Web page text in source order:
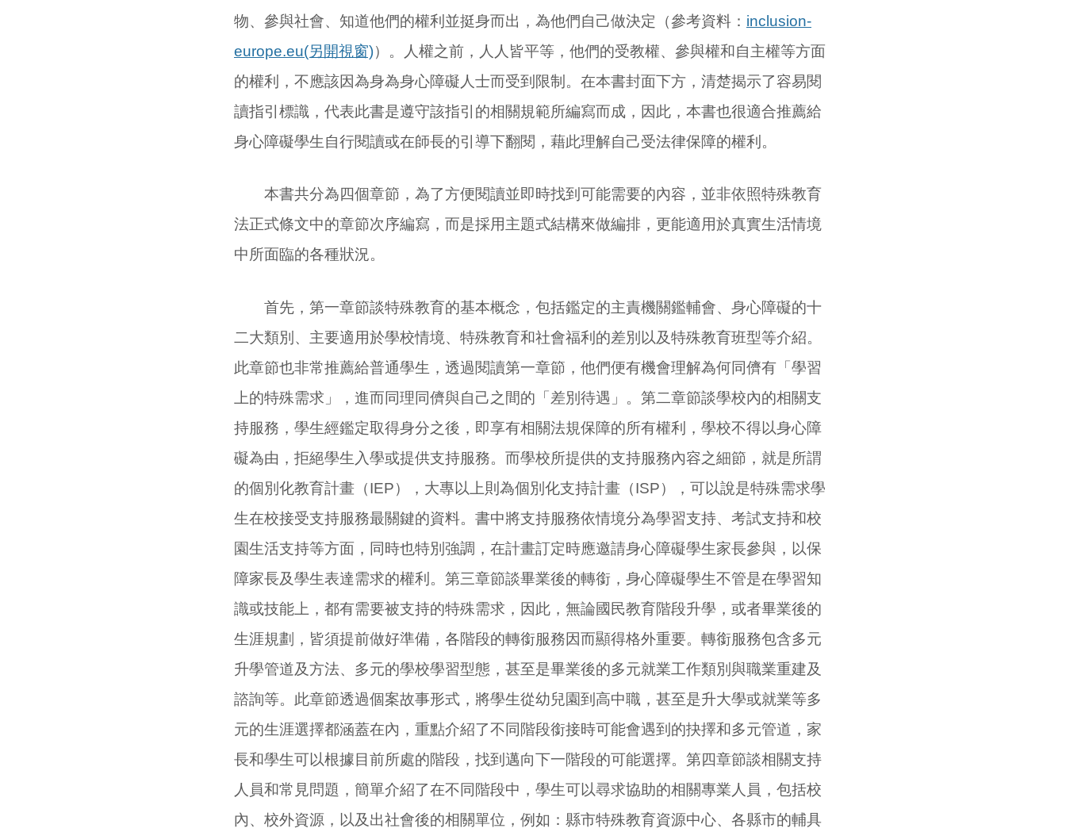
物、參與社會、知道他們的權利並挺身而出，為他們自己做決定（參考資料： inclusion-
europe.eu(另開視窗)）。人權之前，人人皆平等，他們的受教權、參與權和自主權等方面
的權利，不應該因為身為身心障礙人士而受到限制。在本書封面下方，清楚揭示了容易閱
讀指引標識，代表此書是遵守該指引的相關規範所編寫而成，因此，本書也很適合推薦給
身心障礙學生自行閱讀或在師長的引導下翻閱，藉此理解自己受法律保障的權利。
本書共分為四個章節，為了方便閱讀並即時找到可能需要的內容，並非依照特殊教育
法正式條文中的章節次序編寫，而是採用主題式結構來做編排，更能適用於真實生活情境
中所面臨的各種狀況。
首先，第一章節談特殊教育的基本概念，包括鑑定的主責機關鑑輔會、身心障礙的十
二大類別、主要適用於學校情境、特殊教育和社會福利的差別以及特殊教育班型等介紹。
此章節也非常推薦給普通學生，透過閱讀第一章節，他們便有機會理解為何同儕有「學習
上的特殊需求」，進而同理同儕與自己之間的「差別待遇」。第二章節談學校內的相關支
持服務，學生經鑑定取得身分之後，即享有相關法規保障的所有權利，學校不得以身心障
礙為由，拒絕學生入學或提供支持服務。而學校所提供的支持服務內容之細節，就是所謂
的個別化教育計畫（IEP），大專以上則為個別化支持計畫（ISP），可以說是特殊需求學
生在校接受支持服務最關鍵的資料。書中將支持服務依情境分為學習支持、考試支持和校
園生活支持等方面，同時也特別強調，在計畫訂定時應邀請身心障礙學生家長參與，以保
障家長及學生表達需求的權利。第三章節談畢業後的轉銜，身心障礙學生不管是在學習知
識或技能上，都有需要被支持的特殊需求，因此，無論國民教育階段升學，或者畢業後的
生涯規劃，皆須提前做好準備，各階段的轉銜服務因而顯得格外重要。轉銜服務包含多元
升學管道及方法、多元的學校學習型態，甚至是畢業後的多元就業工作類別與職業重建及
諮詢等。此章節透過個案故事形式，將學生從幼兒園到高中職，甚至是升大學或就業等多
元的生涯選擇都涵蓋在內，重點介紹了不同階段銜接時可能會遇到的抉擇和多元管道，家
長和學生可以根據目前所處的階段， 找到邁向下一階段的可能選擇。 第四章節談相關支持
人員和常見問題，簡單介紹了在不同階段中，學生可以尋求協助的相關專業人員，包括校
內、 校外資源，以及出社會後的相關單位，例如：縣市特殊教育資源中心、各縣市的輔具